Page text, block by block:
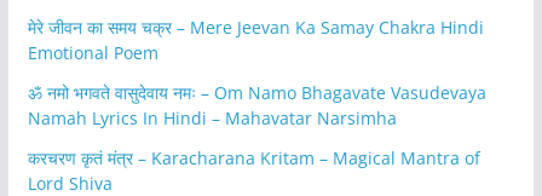
मेरे जीवन का समय चक्र – Mere Jeevan Ka Samay Chakra Hindi
Emotional Poem
ॐ नमो भगवते वासुदेवाय नमः – Om Namo Bhagavate Vasudevaya
Namah Lyrics In Hindi – Mahavatar Narsimha
करचरण कृतं मंत्र – Karacharana Kritam – Magical Mantra of
Lord Shiva